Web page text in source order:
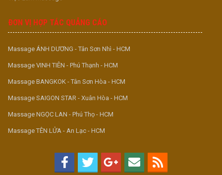
ĐƠN VỊ HỢP TÁC QUẢNG CÁO
Massage ÁNH DƯƠNG - Tân Sơn Nhì - HCM
Massage VINH TIÊN - Phú Thạnh - HCM
Massage BANGKOK - Tân Sơn Hòa - HCM
Massage SAIGON STAR - Xuân Hòa - HCM
Massage NGỌC LAN - Phú Thọ - HCM
Massage TÊN LỬA - An Lạc - HCM